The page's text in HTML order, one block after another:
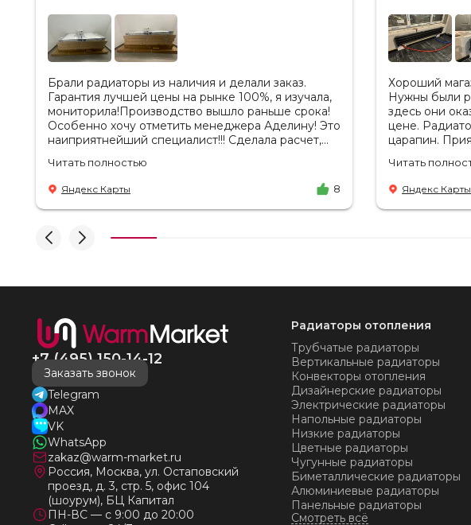
Брали радиаторы из наличия и делали заказ.
Гарантия лучшей цены на рынке 100%, я изучала,
мониторила!Производство вышло раньше срока!
Особенно хочу отметить менеджера Аделину! Это
наиприятнейший специалист!!! Сделала расчет,
лучшую цену. Всегда на связи, на все вопросы
есть ответы. Доставка на удобный день, удобное
время! Никаких замечаний, только бесконечное
удовольствие от взаимодействия с ней. Вот это я
рекомендовать не задумываясь! И надеюсь наши
много-много лет) СПАСИБО!!!!
Читать полностью
Яндекс Карты 8
Хороший
Нужны были
здесь они
цене.
царапин.
разъяснения.
доставка в
не было.
Читать
Яндекс Карты
+7 (495) 150-14-12
Заказать звонок
Telegram
MAX
VK
WhatsApp
zakaz@warm-market.ru
Россия, Москва, ул. Остаповский
проезд, д. 3, стр. 5, офис 104
(шоурум), БЦ Капитал
ПН-ВС — с 9:00 до 20:00
Радиаторы отопления
Трубчатые радиаторы
Вертикальные радиаторы
Конвекторы отопления
Дизайнерские радиаторы
Электрические радиаторы
Напольные радиаторы
Низкие радиаторы
Цветные радиаторы
Чугунные радиаторы
Биметаллические радиаторы
Алюминиевые радиаторы
Панельные радиаторы